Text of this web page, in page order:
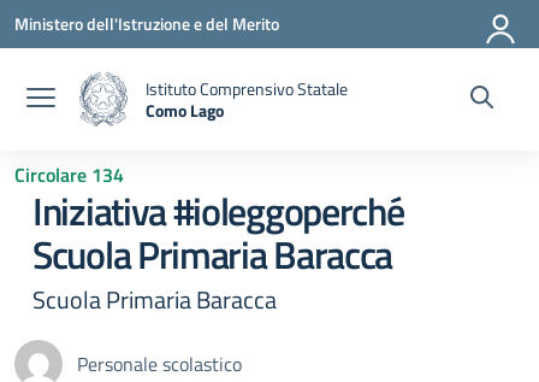
Vai ai contenuti
Vai al menu di navigazione
Vai al footer
Ministero dell'Istruzione e del Merito
Istituto Comprensivo Statale
Como Lago
— Visita la pagina iniziale della scuola
Circolare 134
Iniziativa #ioleggoperché
Scuola Primaria Baracca
Scuola Primaria Baracca
Personale scolastico